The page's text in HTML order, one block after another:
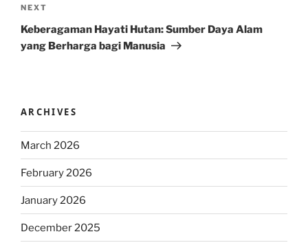
Next
Post
NEXT
Keberagaman Hayati Hutan: Sumber Daya Alam
yang Berharga bagi Manusia
ARCHIVES
March 2026
February 2026
January 2026
December 2025